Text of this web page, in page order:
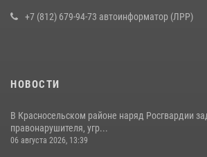
+7 (812) 679-94-73 автоинформатор (ЛРР)
НОВОСТИ
В Красносельском районе наряд Росгвардии
правонарушителя, угр...
06 августа 2026, 13:39